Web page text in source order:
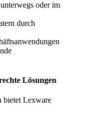
oder im
durch
Lösungen
bietet Lexware